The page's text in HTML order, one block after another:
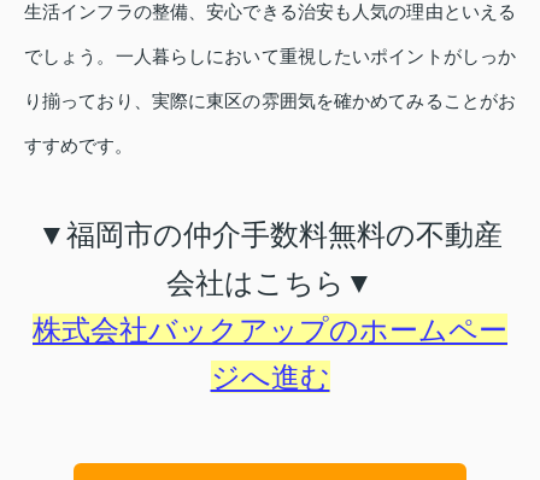
生活インフラの整備、安心できる治安も人気の理由といえる
でしょう。一人暮らしにおいて重視したいポイントがしっか
り揃っており、実際に東区の雰囲気を確かめてみることがお
すすめです。
▼福岡市の仲介手数料無料の不動産
会社はこちら▼
株式会社バックアップのホームペー
ジへ進む